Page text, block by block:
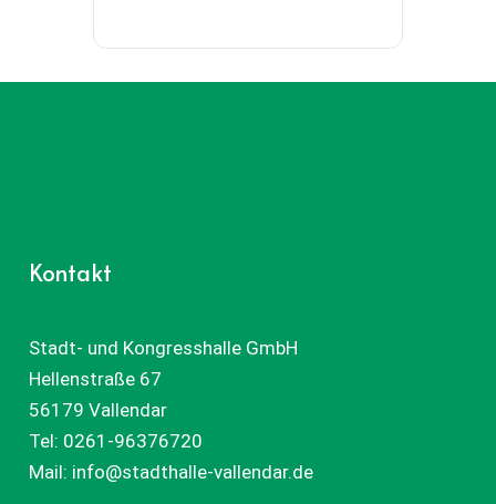
Kontakt
Stadt- und Kongresshalle GmbH
Hellenstraße 67
56179 Vallendar
Tel: 0261-96376720
Mail: info@stadthalle-vallendar.de